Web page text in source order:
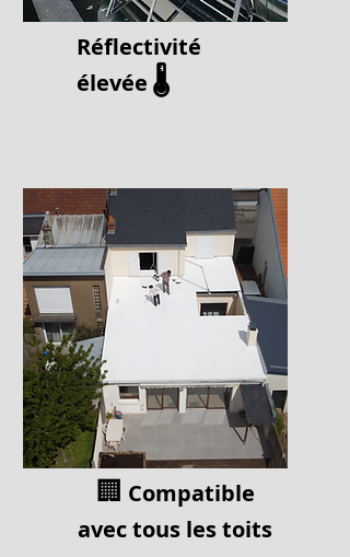
Réflectivité
élevée 🌡️
🏢 Compatible
avec tous les toits